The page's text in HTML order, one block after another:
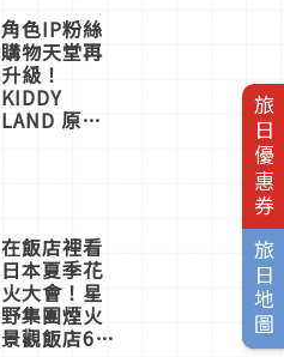
旅日優惠券
旅日地圖
一同給出了
答案
角色IP粉絲
購物天堂再
升級！
KIDDY
LAND 原宿
店3分即達
在飯店裡看
日本夏季花
火大會！星
野集團煙火
景觀飯店6